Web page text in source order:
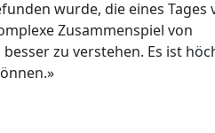
wurde, die eines Tages
Zusammenspiel von
zu verstehen. Es ist